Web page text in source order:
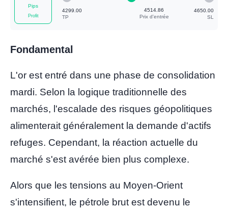
4242.88
+0.07% +2.86
Pips
Profit
4299.00
4514.86
Prix ​​d'entrée
Fondamental
L'or est entré dans une phase de consolidation
mardi. Selon la logique traditionnelle des
marchés, l'escalade des risques géopolitiques
alimenterait généralement la demande d'actifs
refuges. Cependant, la réaction actuelle du
marché s'est avérée bien plus complexe.
Alors que les tensions au Moyen-Orient
s'intensifient, le pétrole brut est devenu le